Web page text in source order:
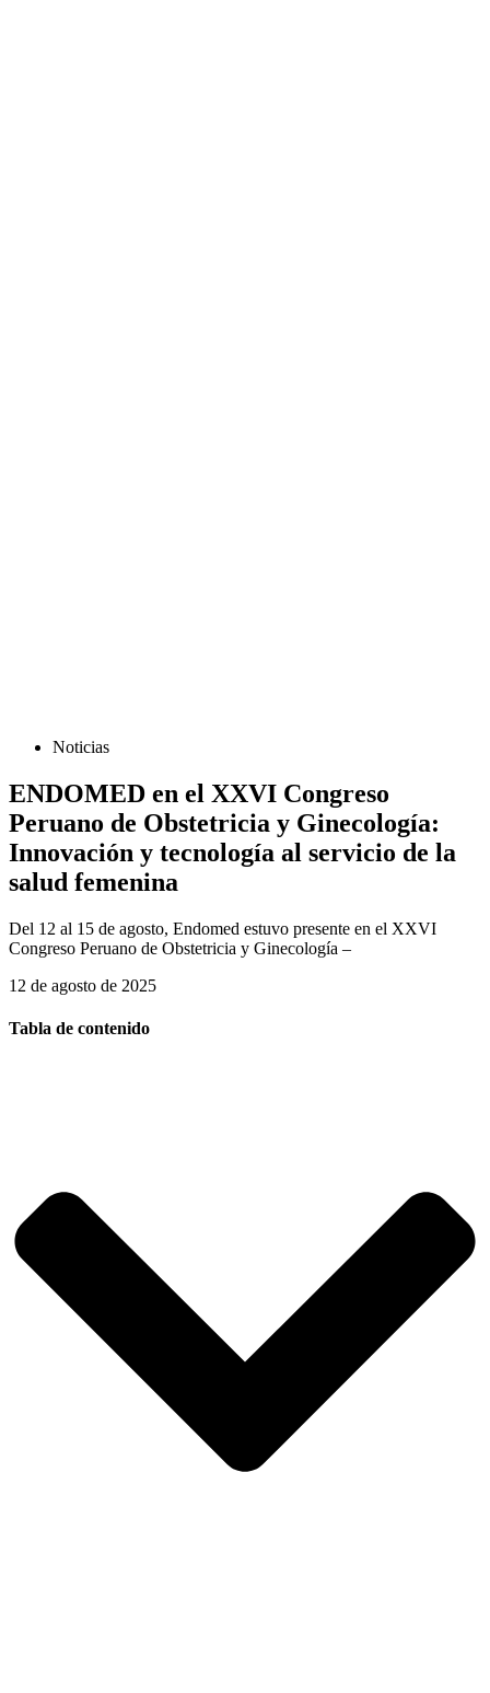
Noticias
ENDOMED en el XXVI Congreso
Peruano de Obstetricia y Ginecología:
Innovación y tecnología al servicio de la
salud femenina
Del 12 al 15 de agosto, Endomed estuvo presente en el XXVI
Congreso Peruano de Obstetricia y Ginecología –
12 de agosto de 2025
Tabla de contenido